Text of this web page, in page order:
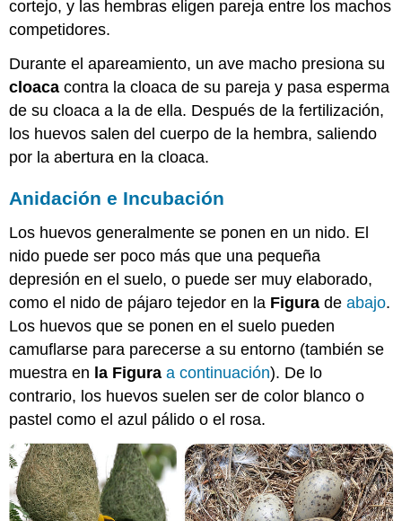
cortejo, y las hembras eligen pareja entre los machos
competidores.
Durante el apareamiento, un ave macho presiona su
cloaca contra la cloaca de su pareja y pasa esperma
de su cloaca a la de ella. Después de la fertilización,
los huevos salen del cuerpo de la hembra, saliendo
por la abertura en la cloaca.
Anidación e Incubación
Los huevos generalmente se ponen en un nido. El
nido puede ser poco más que una pequeña
depresión en el suelo, o puede ser muy elaborado,
como el nido de pájaro tejedor en la Figura deabajo.
Los huevos que se ponen en el suelo pueden
camuflarse para parecerse a su entorno (también se
muestra en la Figura a continuación). De lo
contrario, los huevos suelen ser de color blanco o
pastel como el azul pálido o el rosa.